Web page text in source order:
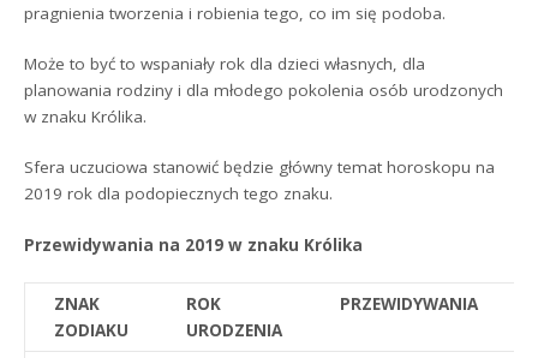
pragnienia tworzenia i robienia tego, co im się podoba.
Może to być to wspaniały rok dla dzieci własnych, dla
planowania rodziny i dla młodego pokolenia osób urodzonych
w znaku Królika.
Sfera uczuciowa stanowić będzie główny temat horoskopu na
2019 rok dla podopiecznych tego znaku.
Przewidywania na 2019 w znaku Królika
ZNAK
ZODIAKU
ROK
URODZENIA
PRZEWIDYWANIA